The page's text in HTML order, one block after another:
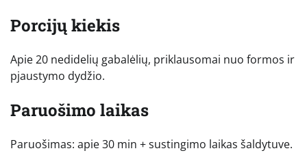
Porcijų kiekis
Apie 20 nedidelių gabalėlių, priklausomai nuo formos ir
pjaustymo dydžio.
Paruošimo laikas
Paruošimas: apie 30 min + sustingimo laikas šaldytuve.